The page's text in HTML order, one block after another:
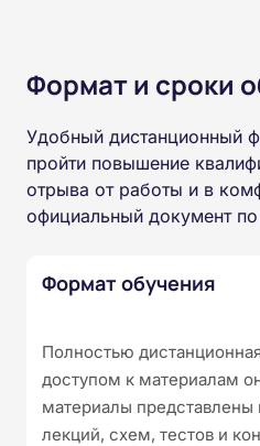
Формат и сроки
Удобный дистанционный
пройти повышение
отрыва от работы и в
официальный документ
Формат обучения
Полностью
доступом к материалам
материалы представлены
лекций, схем, тестов и